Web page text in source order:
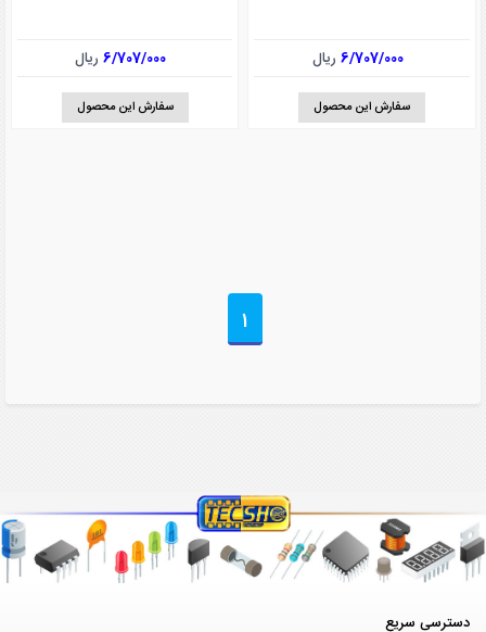
6/707/000 ریال
سفارش این محصول
6/707/000ریال
سفارش این محصول
1
دسترسی سریع